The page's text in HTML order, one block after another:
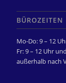
BÜROZEITEN
Mo-Do: 9 – 12
Fr: 9 – 12 Uhr
außerhalb nach